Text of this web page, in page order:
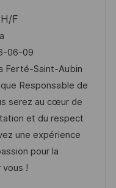
F
06-09
Ferté-Saint-Aubin
Responsable de
serez au cœur de
et du respect
une expérience
pour la
!